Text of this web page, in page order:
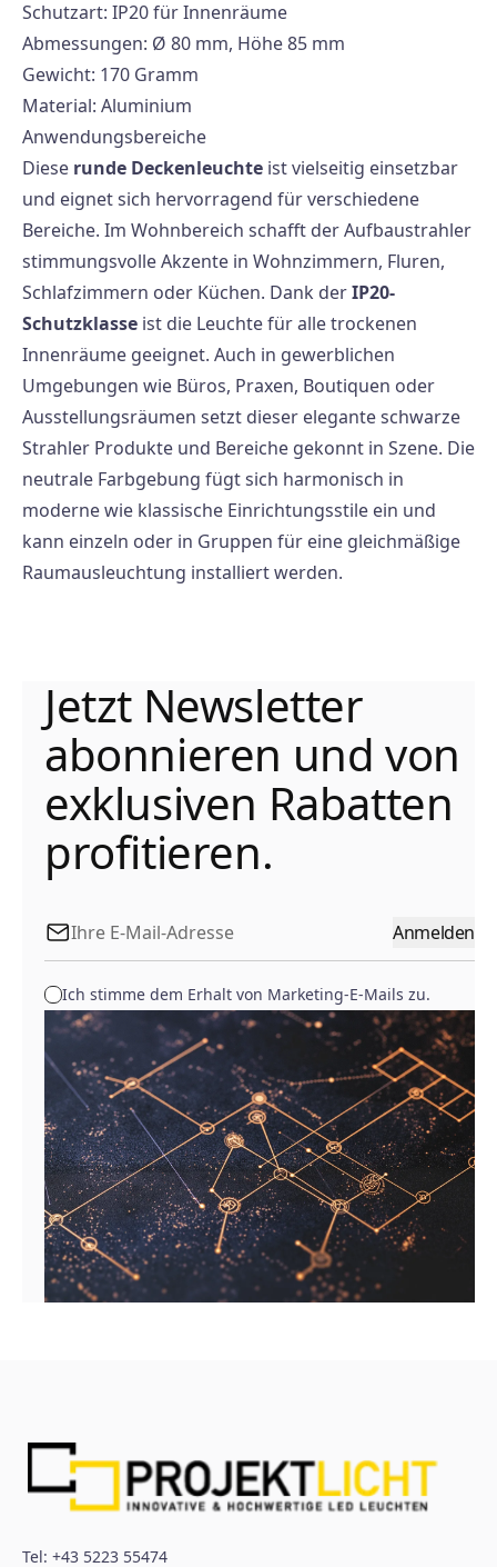
Schutzart: IP20 für Innenräume
Abmessungen: Ø 80 mm, Höhe 85 mm
Gewicht: 170 Gramm
Material: Aluminium
Anwendungsbereiche
Diese runde Deckenleuchte ist vielseitig einsetzbar
und eignet sich hervorragend für verschiedene
Bereiche. Im Wohnbereich schafft der Aufbaustrahler
stimmungsvolle Akzente in Wohnzimmern, Fluren,
Schlafzimmern oder Küchen. Dank derIP20-
Schutzklasse ist die Leuchte für alle trockenen
Innenräume geeignet. Auch in gewerblichen
Umgebungen wie Büros, Praxen, Boutiquen oder
Ausstellungsräumen setzt dieser elegante schwarze
Strahler Produkte und Bereiche gekonnt in Szene. Die
neutrale Farbgebung fügt sich harmonisch in
moderne wie klassische Einrichtungsstile ein und
kann einzeln oder in Gruppen für eine gleichmäßige
Raumausleuchtung installiert werden.
Jetzt Newsletter
abonnieren und von
exklusiven Rabatten
profitieren.
Anmelden
Ich stimme dem Erhalt von Marketing-E-Mails zu.
Tel: +43 5223 55474